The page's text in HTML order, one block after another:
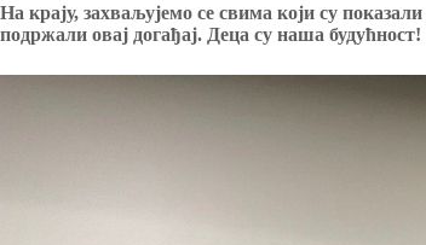
На крају, захваљујемо се свима који су
подржали овај догађај. Деца су наша будућност!